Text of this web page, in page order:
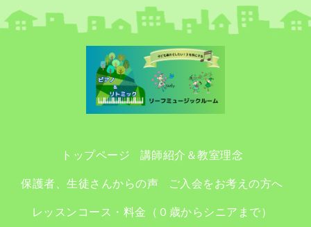
トップページ 講師紹介＆教室理念
保護者、生徒さんからの声 ご入会をお考えの方へ
レッスンコース・料金（０歳からシニアまで）